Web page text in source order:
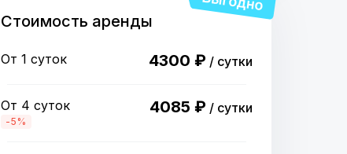
Стоимость аренды
От 1 суток 4300 ₽ / сутки
От 4 суток
-5%
4085 ₽ / сутки